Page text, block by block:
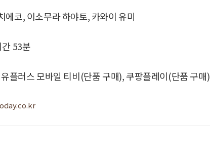
에코, 이소무라 하야토, 카와이 유미
53분
플러스 모바일 티비(단품 구매), 쿠팡플레이(단품 구매)